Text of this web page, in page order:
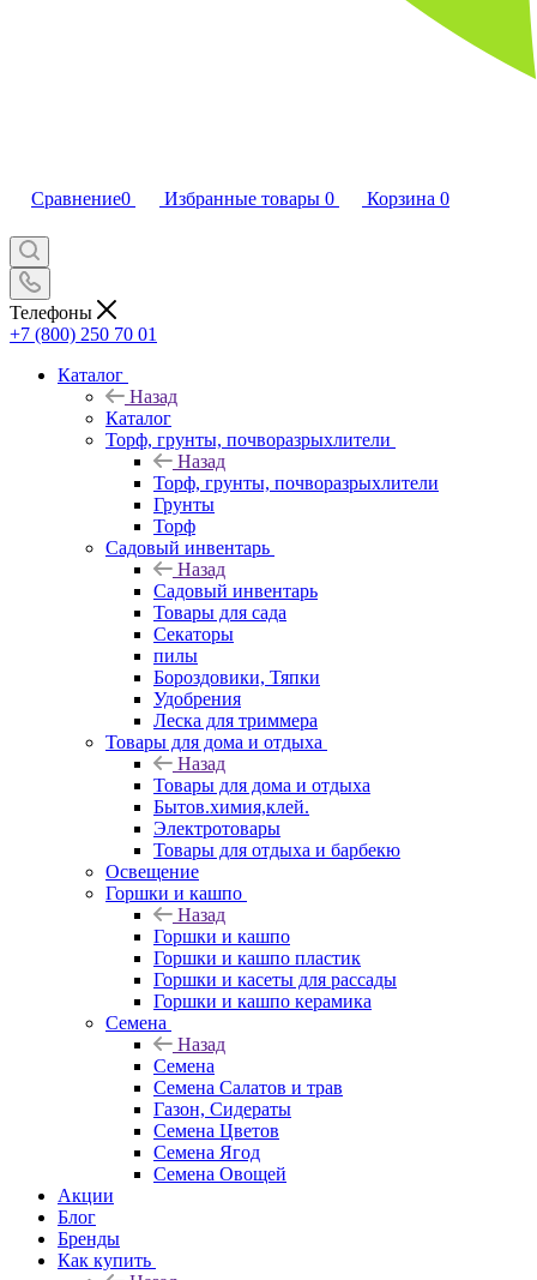
Сравнение0 Избранные товары 0 Корзина 0
Телефоны
+7 (800) 250 70 01
Каталог
Назад
Каталог
Торф, грунты, почворазрыхлители
Назад
Торф, грунты, почворазрыхлители
Грунты
Торф
Садовый инвентарь
Назад
Садовый инвентарь
Товары для сада
Секаторы
пилы
Бороздовики, Тяпки
Удобрения
Леска для триммера
Товары для дома и отдыха
Назад
Товары для дома и отдыха
Бытов.химия,клей.
Электротовары
Товары для отдыха и барбекю
Освещение
Горшки и кашпо
Назад
Горшки и кашпо
Горшки и кашпо пластик
Горшки и касеты для рассады
Горшки и кашпо керамика
Семена
Назад
Семена
Семена Салатов и трав
Газон, Сидераты
Семена Цветов
Семена Ягод
Семена Овощей
Акции
Блог
Бренды
Как купить